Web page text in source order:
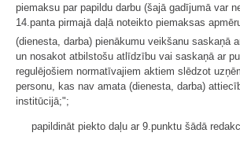
piemaksu par papildu darbu (šajā gadījumā var
14.panta pirmajā daļā noteikto piemaksas
(dienesta, darba) pienākumu veikšanu saskaņā
un nosakot atbilstošu atlīdzību vai saskaņā ar
regulējošiem normatīvajiem aktiem slēdzot
personu, kas nav amata (dienesta, darba)
institūcijā;";
papildināt piekto daļu ar 9.punktu šādā